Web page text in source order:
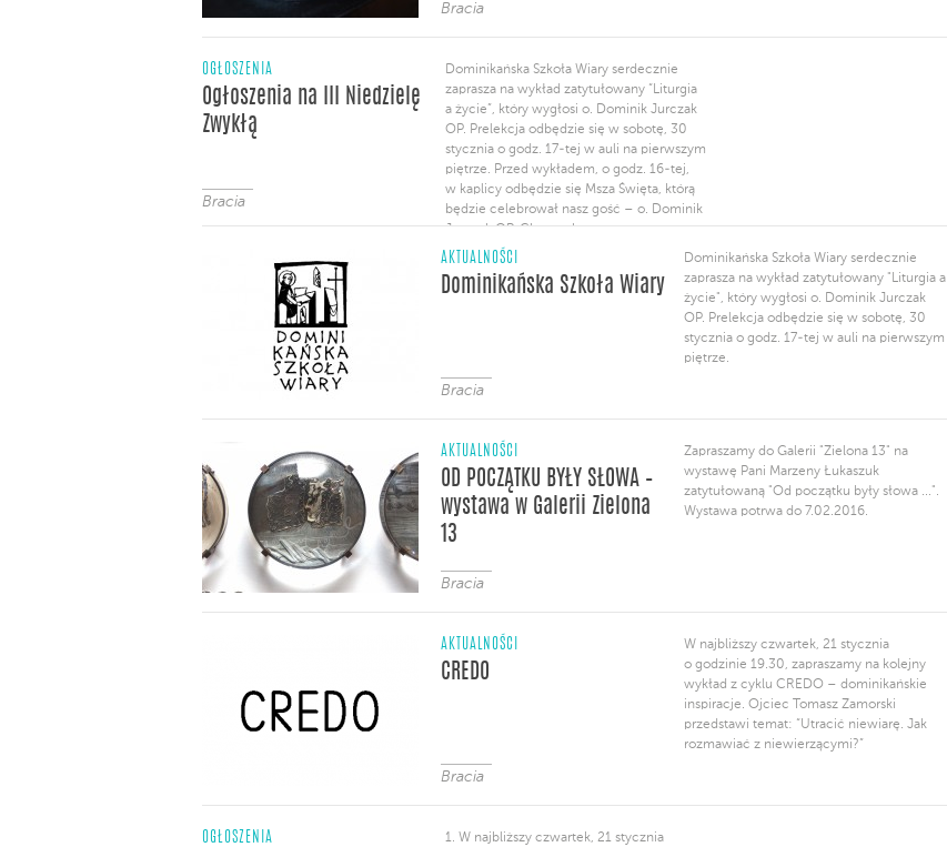
Bracia
OGŁOSZENIA
Ogłoszenia na III Niedzielę
Zwykłą
Bracia
Dominikańska Szkoła Wiary serdecznie
zaprasza na wykład zatytułowany “Liturgia
a życie”, który wygłosi o. Dominik Jurczak
OP. Prelekcja odbędzie się w sobotę, 30
stycznia o godz. 17-tej w auli na pierwszym
piętrze. Przed wykładem, o godz. 16-tej,
w kaplicy odbędzie się Msza Święta, którą
będzie celebrował nasz gość – o. Dominik
Jurczak OP. Chętnych zapraszamy
do wspólnej modlitwy.
AKTUALNOŚCI
Dominikańska Szkoła Wiary
Bracia
Dominikańska Szkoła Wiary serdecznie
zaprasza na wykład zatytułowany "Liturgia a
życie", który wygłosi o. Dominik Jurczak
OP. Prelekcja odbędzie się w sobotę, 30
stycznia o godz. 17-tej w auli na pierwszym
piętrze.
AKTUALNOŚCI
OD POCZĄTKU BYŁY SŁOWA –
wystawa w Galerii Zielona
13
Bracia
Zapraszamy do Galerii "Zielona 13" na
wystawę Pani Marzeny Łukaszuk
zatytułowaną "Od początku były słowa ...".
Wystawa potrwa do 7.02.2016.
AKTUALNOŚCI
CREDO
Bracia
W najbliższy czwartek, 21 stycznia
o godzinie 19.30, zapraszamy na kolejny
wykład z cyklu CREDO – dominikańskie
inspiracje. Ojciec Tomasz Zamorski
przedstawi temat: “Utracić niewiarę. Jak
rozmawiać z niewierzącymi?”
OGŁOSZENIA
1. W najbliższy czwartek, 21 stycznia